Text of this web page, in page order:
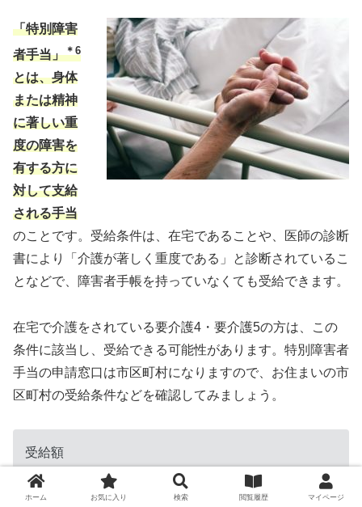
「特別障害
者手当」 ＊6
とは、身体
または精神
に著しい重
度の障害を
有する方に
対して支給
される手当
のことです。受給条件は、在宅であることや、医師の診断
書により「介護が著しく重度である」と診断されているこ
となどで、障害者手帳を持っていなくても受給できます。
在宅で介護をされている要介護4・要介護5の方は、この
条件に該当し、受給できる可能性があります。特別障害者
手当の申請窓口は市区町村になりますので、お住まいの市
区町村の受給条件などを確認してみましょう。
受給額
月額2万7300円（2022年4月～）
ホーム お気に入り 検索 閲覧履歴 マイページ